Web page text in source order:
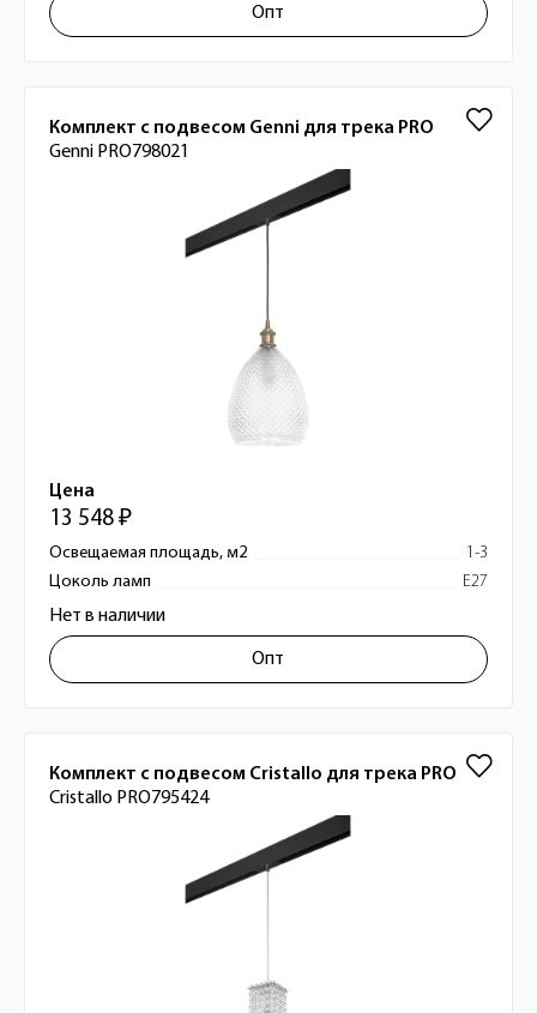
Опт
Комплект с подвесом Genni для трека PRO
Genni PRO798021
Цена
13 548 ₽
Освещаемая площадь, м2
1-3
Цоколь ламп
E27
Нет в наличии
Опт
Комплект с подвесом Cristallo для трека PRO
Cristallo PRO795424